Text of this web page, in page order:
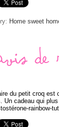
Home sweet
de
du petit croq
Un cadeau qui
rainbow-